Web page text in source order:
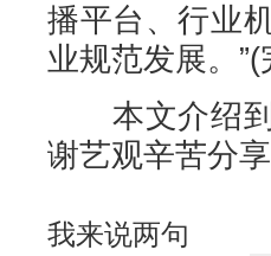
播平台、行业
业规范发展。”(
本文介绍到
谢艺观辛苦分享
我来说两句